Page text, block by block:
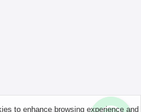
to enhance browsing experience and